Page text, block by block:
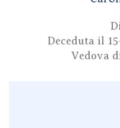
Deceduta il
Vedova